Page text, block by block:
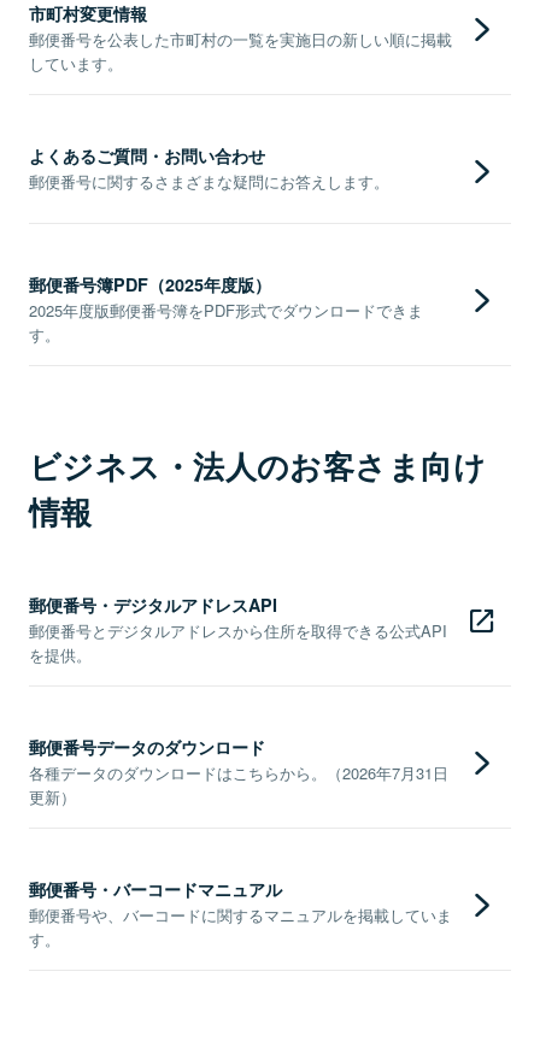
市町村変更情報
郵便番号を公表した市町村の一覧を実施日の新しい順に掲載
しています。
よくあるご質問・お問い合わせ
郵便番号に関するさまざまな疑問にお答えします。
郵便番号簿PDF（2025年度版）
2025年度版郵便番号簿をPDF形式でダウンロードできま
す。
ビジネス・法人のお客さま向け
情報
郵便番号・デジタルアドレスAPI
郵便番号とデジタルアドレスから住所を取得できる公式API
を提供。
郵便番号データのダウンロード
各種データのダウンロードはこちらから。（2026年7月31日
更新）
郵便番号・バーコードマニュアル
郵便番号や、バーコードに関するマニュアルを掲載していま
す。